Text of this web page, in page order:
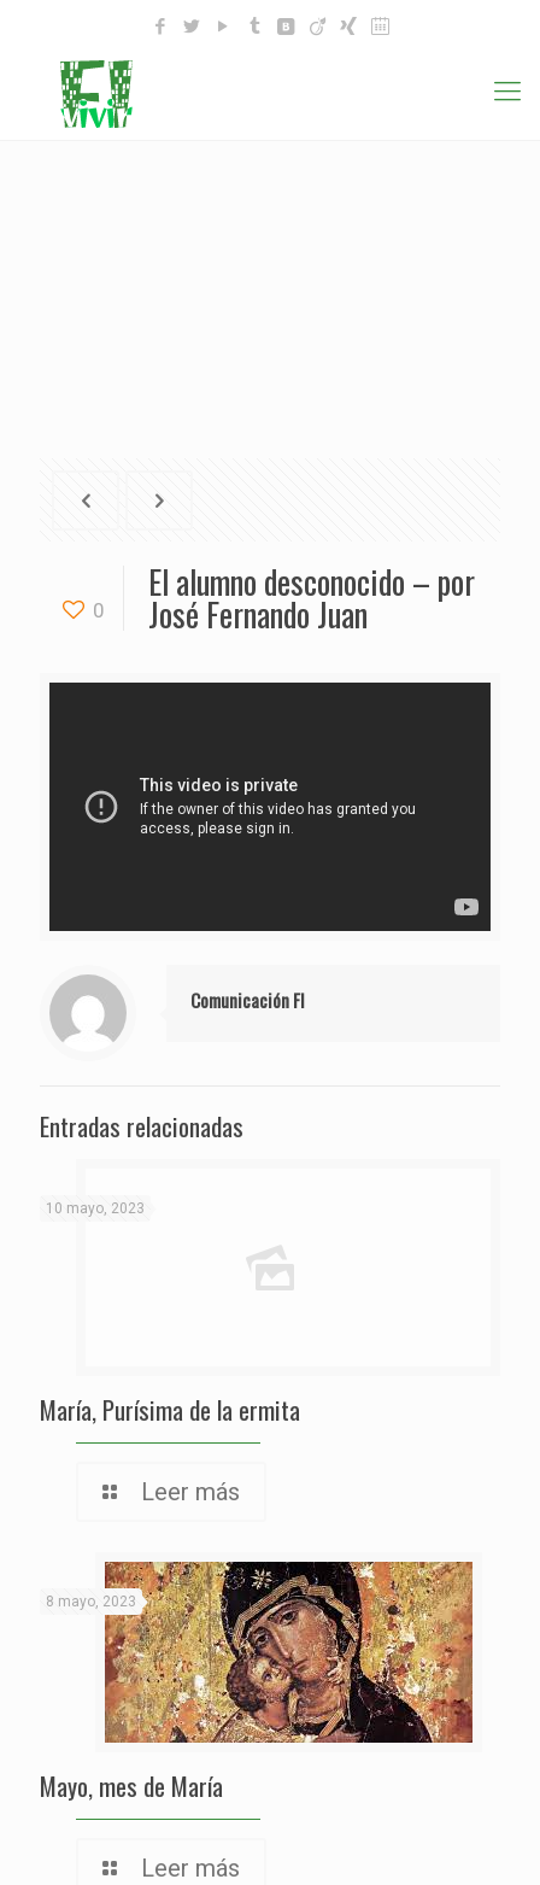
0
El alumno desconocido – por
José Fernando Juan
Comunicación FI
Entradas relacionadas
10 mayo, 2023
María, Purísima de la ermita
Leer más
8 mayo, 2023
Mayo, mes de María
Leer más